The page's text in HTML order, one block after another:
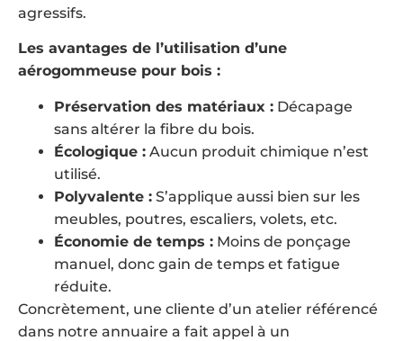
agressifs.
Les avantages de l’utilisation d’une
aérogommeuse pour bois :
Préservation des matériaux : Décapage
sans altérer la fibre du bois.
Écologique : Aucun produit chimique n’est
utilisé.
Polyvalente : S’applique aussi bien sur les
meubles, poutres, escaliers, volets, etc.
Économie de temps : Moins de ponçage
manuel, donc gain de temps et fatigue
réduite.
Concrètement, une cliente d’un atelier référencé
dans notre annuaire a fait appel à un